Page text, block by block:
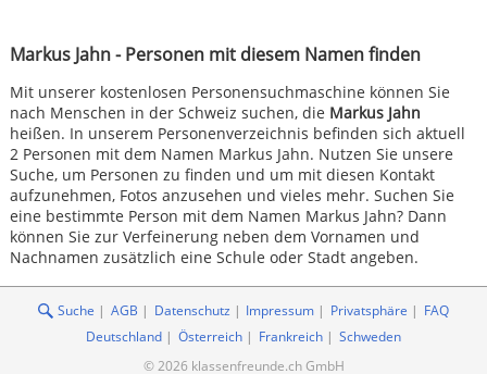
Markus Jahn - Personen mit diesem Namen finden
Mit unserer kostenlosen Personensuchmaschine können Sie
nach Menschen in der Schweiz suchen, die Markus Jahn
heißen. In unserem Personenverzeichnis befinden sich aktuell
2 Personen mit dem Namen Markus Jahn. Nutzen Sie unsere
Suche, um Personen zu finden und um mit diesen Kontakt
aufzunehmen, Fotos anzusehen und vieles mehr. Suchen Sie
eine bestimmte Person mit dem Namen Markus Jahn? Dann
können Sie zur Verfeinerung neben dem Vornamen und
Nachnamen zusätzlich eine Schule oder Stadt angeben.
Suche AGB Datenschutz Impressum Privatsphäre
FAQ
Deutschland
Österreich Frankreich
Schweden
© 2026 klassenfreunde.ch GmbH